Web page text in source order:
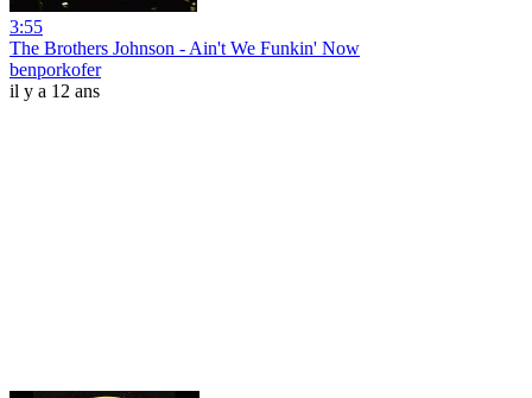
3:55
The Brothers Johnson - Ain't We Funkin' Now
benporkofer
il y a 12 ans